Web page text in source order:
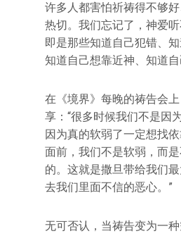
许多人都害怕祈祷得不够
热切。我们忘记了，神爱听
即是那些知道自己犯错、知
知道自己想靠近神、知道自
在《境界》每晚的祷告会
享：“很多时候我们不是因
因为真的软弱了一定想找
面前，我们不是软弱，而
的。这就是撒旦带给我们
去我们里面不信的恶心。”
无可否认，当祷告变为一